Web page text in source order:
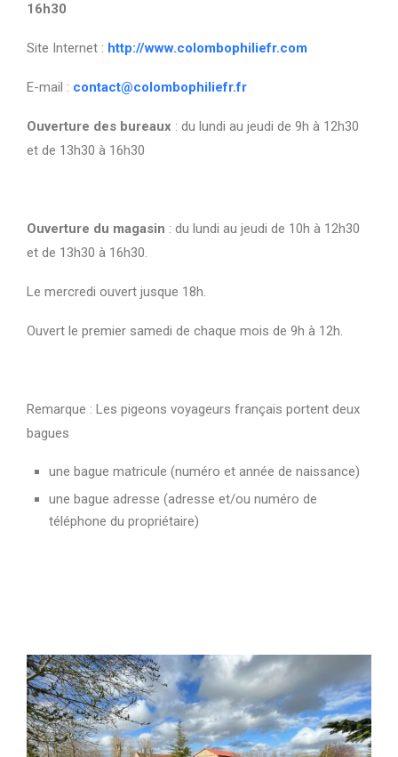
16h30
Site Internet : http://www.colombophiliefr.com
E-mail : contact@colombophiliefr.fr
Ouverture des bureaux : du lundi au jeudi de 9h à 12h30
et de 13h30 à 16h30
Ouverture du magasin : du lundi au jeudi de 10h à 12h30
et de 13h30 à 16h30.
Le mercredi ouvert jusque 18h.
Ouvert le premier samedi de chaque mois de 9h à 12h.
Remarque : Les pigeons voyageurs français portent deux
bagues
une bague matricule (numéro et année de naissance)
une bague adresse (adresse et/ou numéro de
téléphone du propriétaire)